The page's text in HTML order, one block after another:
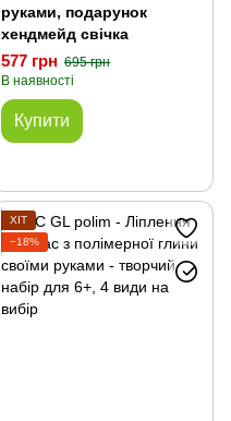
руками, подарунок
хендмейд свічка
577 грн 695 грн
В наявності
Купити
ХІТ
−18%